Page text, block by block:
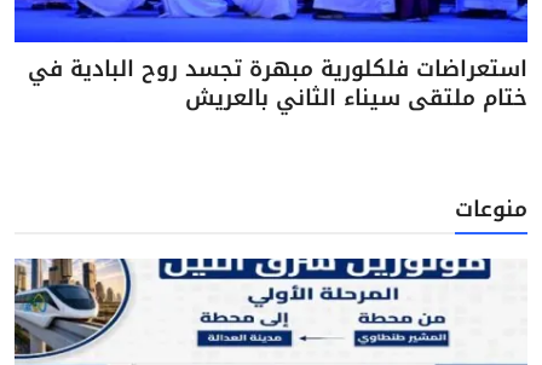
استعراضات فلكلورية مبهرة تجسد روح البادية في
ختام ملتقى سيناء الثاني بالعريش
منوعات